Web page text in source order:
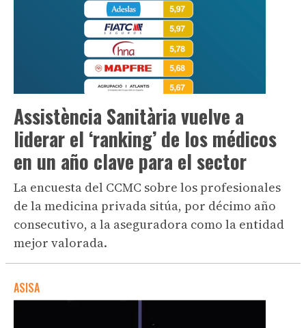
Assistència Sanitària vuelve a
liderar el ‘ranking’ de los médicos
en un año clave para el sector
La encuesta del CCMC sobre los profesionales
de la medicina privada sitúa, por décimo año
consecutivo, a la aseguradora como la entidad
mejor valorada.
ASISA